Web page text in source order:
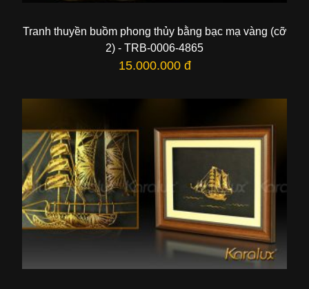
Tranh thuyền buồm phong thủy bằng bạc mạ vàng (cỡ
2) - TRB-0006-4865
15.000.000 đ